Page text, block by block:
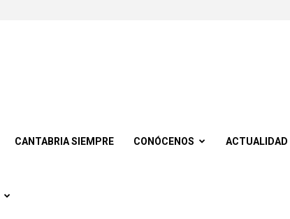
CANTABRIA SIEMPRE CONÓCENOS ACTUALIDAD